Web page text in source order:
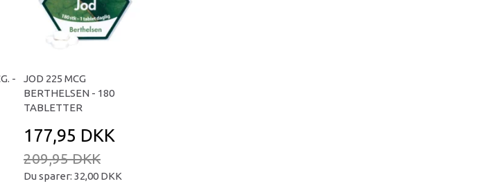
-
JOD 225 MCG
BERTHELSEN - 180
TABLETTER
177,95 DKK
209,95 DKK
Du sparer: 32,00 DKK